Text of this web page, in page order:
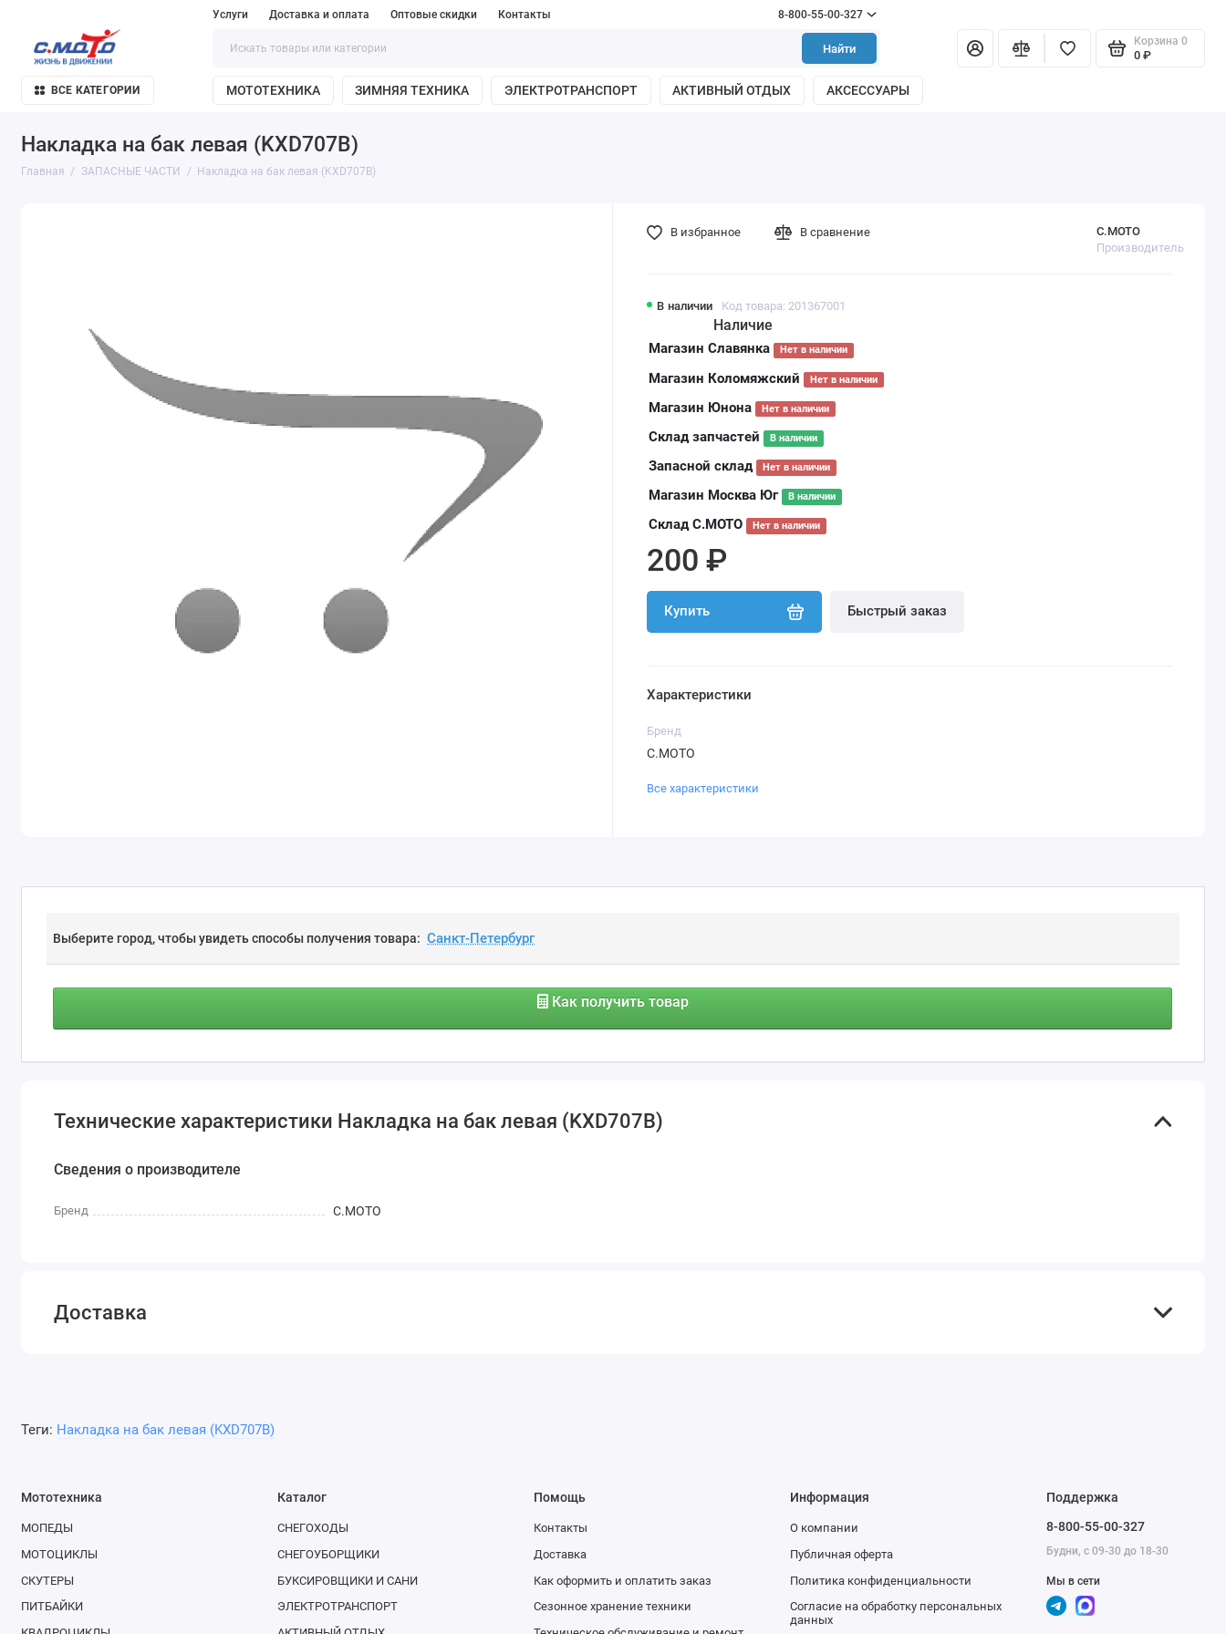
Услуги Доставка и оплата Оптовые скидки Контакты 8-800-55-00-327
Найти
Корзина 0
0 ₽
ВСЕ КАТЕГОРИИ МОТОТЕХНИКА ЗИМНЯЯ ТЕХНИКА ЭЛЕКТРОТРАНСПОРТ АКТИВНЫЙ ОТДЫХ АКСЕССУАРЫ
Накладка на бак левая (KXD707B)
Главная ЗАПАСНЫЕ ЧАСТИ Накладка на бак левая (KXD707B)
В наличии Код товара: 201367001
С.МОТО
Производитель
Наличие
Магазин Славянка Нет в наличии
Магазин Коломяжский Нет в наличии
Магазин Юнона Нет в наличии
Склад запчастей В наличии
Запасной склад Нет в наличии
Магазин Москва Юг В наличии
Склад С.МОТО Нет в наличии
200 ₽
Купить Быстрый заказ
В избранное В сравнение
Характеристики
Бренд
С.МОТО
Все характеристики
Выберите город, чтобы увидеть способы получения товара:
Как получить товар
Технические характеристики Накладка на бак левая (KXD707B)
Сведения о производителе
Бренд С.МОТО
Доставка
Теги: Накладка на бак левая (KXD707B)
Мототехника
МОПЕДЫ
МОТОЦИКЛЫ
СКУТЕРЫ
ПИТБАЙКИ
Каталог
СНЕГОХОДЫ
СНЕГОУБОРЩИКИ
БУКСИРОВЩИКИ И САНИ
ЭЛЕКТРОТРАНСПОРТ
Помощь
Контакты
Доставка
Как оформить и оплатить заказ
Сезонное хранение техники
Информация
О компании
Публичная оферта
Политика конфиденциальности
Согласие на обработку персональных
данных
Поддержка
8-800-55-00-327
Будни, с 09-30 до 18-30
Мы в сети